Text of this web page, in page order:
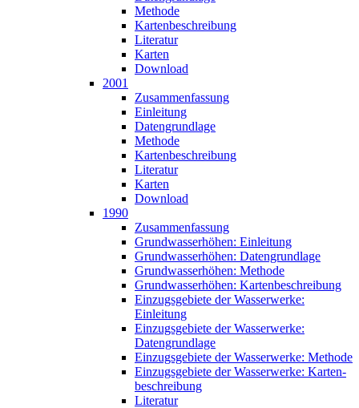
Methode
Karten­beschreibung
Literatur
Karten
Download
2001
Zusammen­fassung
Einleitung
Datengrundlage
Methode
Karten­beschreibung
Literatur
Karten
Download
1990
Zusammen­fassung
Grundwasser­höhen: Einleitung
Grundwasser­höhen: Datengrundlage
Grundwasser­höhen: Methode
Grundwasser­höhen: Karten­beschreibung
Einzugsgebiete der Wasserwerke:
Einleitung
Einzugsgebiete der Wasserwerke:
Datengrundlage
Einzugsgebiete der Wasserwerke: Methode
Einzugsgebiete der Wasserwerke: Karten­
beschreibung
Literatur